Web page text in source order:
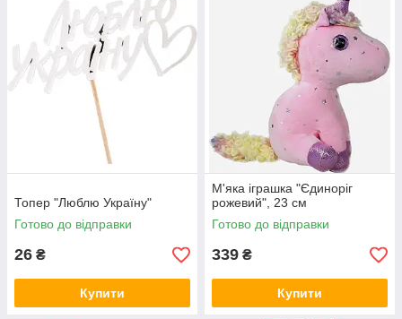
Топер "Люблю Україну"
Готово до відправки
26 ₴
Купити
М'яка іграшка "Єдиноріг
рожевий", 23 см
Готово до відправки
339 ₴
Купити